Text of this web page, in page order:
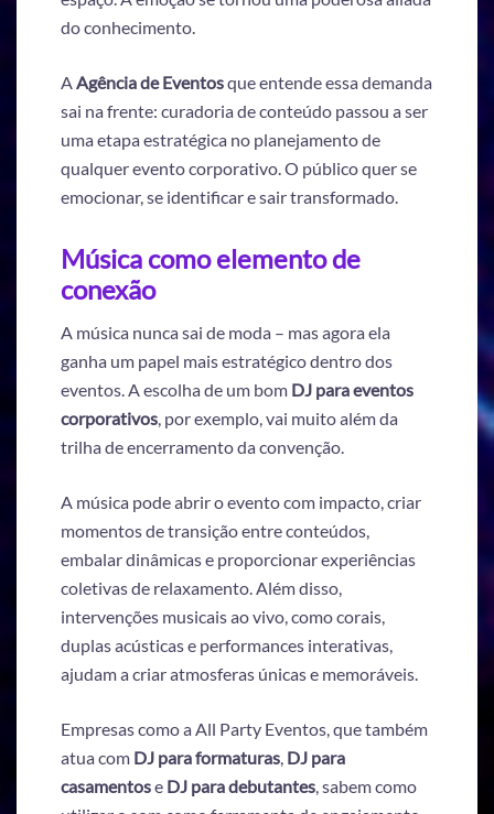
do conhecimento.
AAgência de Eventosque entende essa demanda
sai na frente: curadoria de conteúdo passou a ser
uma etapa estratégica no planejamento de
qualquer evento corporativo. O público quer se
emocionar, se identificar e sair transformado.
Música como elemento de
conexão
A música nunca sai de moda – mas agora ela
ganha um papel mais estratégico dentro dos
eventos. A escolha de um bom DJ para eventos
corporativos, por exemplo, vai muito além da
trilha de encerramento da convenção.
A música pode abrir o evento com impacto, criar
momentos de transição entre conteúdos,
embalar dinâmicas e proporcionar experiências
coletivas de relaxamento. Além disso,
intervenções musicais ao vivo, como corais,
duplas acústicas e performances interativas,
ajudam a criar atmosferas únicas e memoráveis.
Empresas como a All Party Eventos, que também
atua com DJ para formaturas, DJ para
casamentose DJ para debutantes, sabem como